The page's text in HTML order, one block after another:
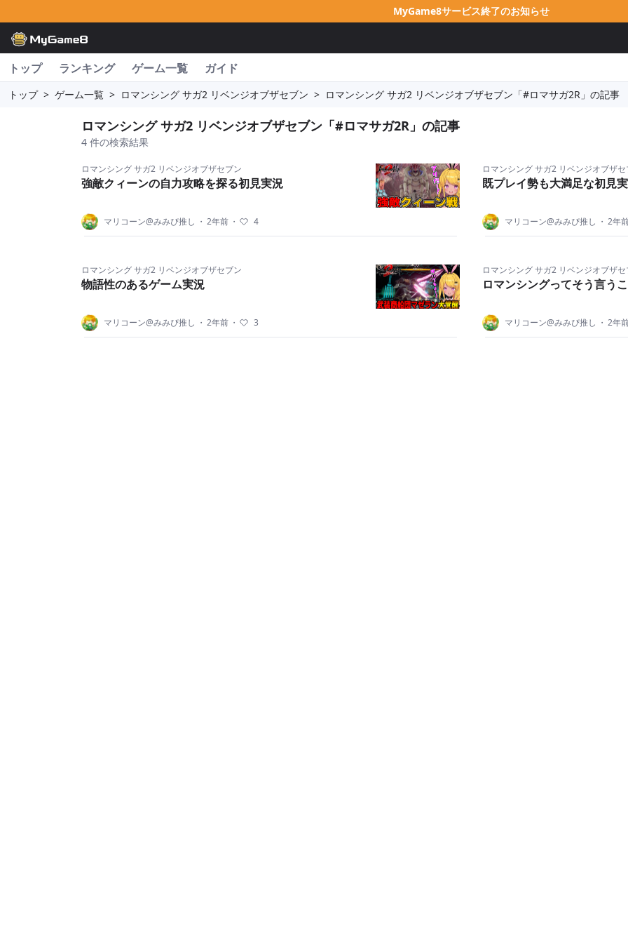
MyGame8サービス終了のお知らせ
トップ ランキング ゲーム一覧 ガイド
トップ > ゲーム一覧 > ロマンシング サガ2 リベンジオブザセブン > ロマンシング サガ2 リベンジオブザセブン「#ロマサガ2R」の記事
ロマンシング サガ2 リベンジオブザセブン「#ロマサガ2R」の記事
4 件の検索結果
ロマンシング サガ2 リベンジオブザセブン
強敵クィーンの自力攻略を探る初見実況
マリコーン@みみぴ推し ・ 2年前 ・ 4
ロマンシング サガ2 リベンジオブザセ
既プレイ勢も大満足な初見
マリコーン@みみぴ推し ・ 2年
ロマンシング サガ2 リベンジオブザセブン
物語性のあるゲーム実況
マリコーン@みみぴ推し ・ 2年前 ・ 3
ロマンシング サガ2 リベンジオブザセ
ロマンシングってそう言う
マリコーン@みみぴ推し ・ 2年